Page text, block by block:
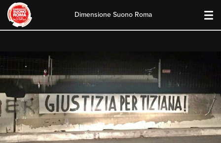
Dimensione Suono Roma